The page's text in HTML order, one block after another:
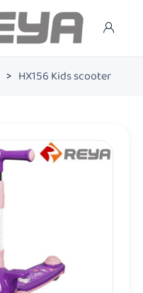
> HX156 Kids scooter